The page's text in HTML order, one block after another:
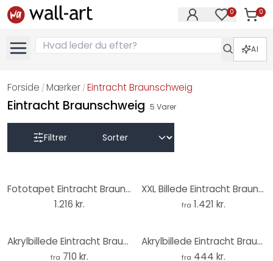
0 0
Varer
AI
Forside / Mærker /Eintracht Braunschweig
Eintracht Braunschweig 5 Varer
Filtrer
Fototapet Eintracht Braunschweig Tribune Panorama
1.216 kr.
XXL Billede Eintracht Braunschweig Tribune Panorama
fra 1.421 kr.
Akrylbillede Eintracht Braunschweig stadion - Panorama
fra 710 kr.
Akrylbillede Eintracht Braunschweig mesterskabshold 1967
fra 444 kr.